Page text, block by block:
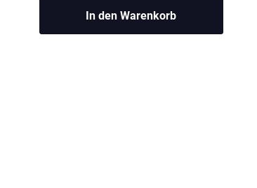
In den Warenkorb